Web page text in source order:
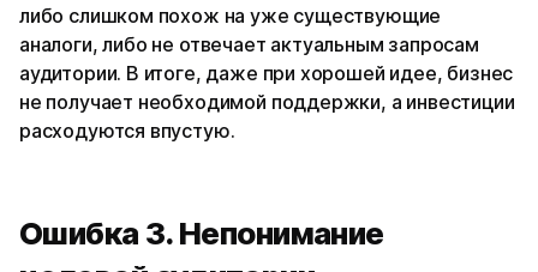
либо слишком похож на уже существующие
аналоги, либо не отвечает актуальным запросам
аудитории. В итоге, даже при хорошей идее, бизнес
не получает необходимой поддержки, а инвестиции
расходуются впустую.
Ошибка 3. Непонимание